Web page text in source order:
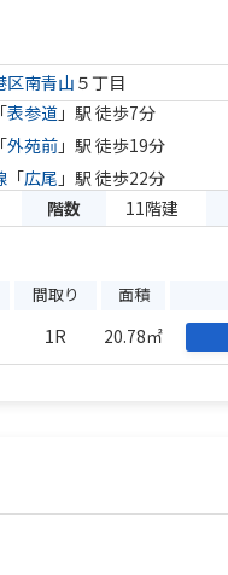
区南青山 ５丁目
「表参道 」駅 徒歩7分
「外苑前 」駅 徒歩19分
「広尾 」駅 徒歩22分
階数 11階建
間取り 面積
1R 20.78㎡